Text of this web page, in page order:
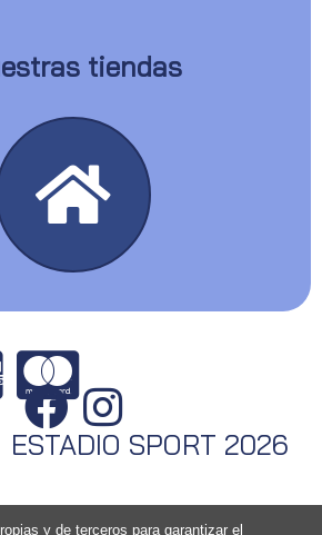
tiendas
ESTADIO SPORT 2026
y de terceros para garantizar el